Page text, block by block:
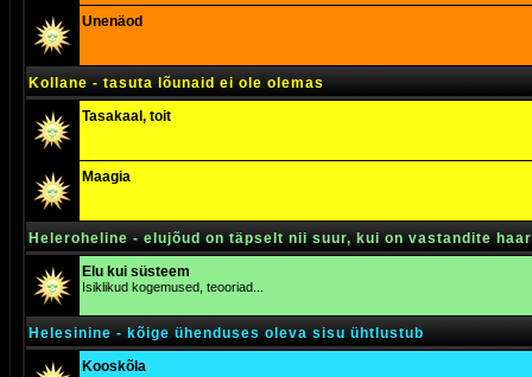
Unenäod
Kollane - tasuta lõunaid ei ole olemas
Tasakaal, toit
Maagia
Heleroheline - elujõud on täpselt nii suur, kui on vastandite
Elu kui süsteem
Isiklikud kogemused, teooriad...
Helesinine - kõige ühenduses oleva sisu ühtlustub
Kooskõla